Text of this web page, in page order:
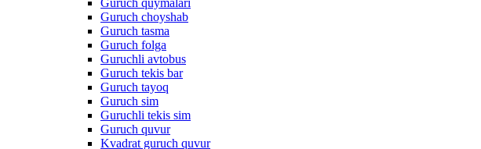
Guruch quymalari
Guruch choyshab
Guruch tasma
Guruch folga
Guruchli avtobus
Guruch tekis bar
Guruch tayoq
Guruch sim
Guruchli tekis sim
Guruch quvur
Kvadrat guruch quvur